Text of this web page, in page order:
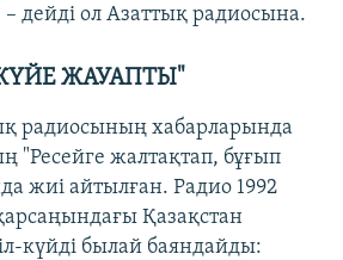
– дейді ол Азаттық радиосына.
ЖАУАПТЫ"
радиосының хабарларында
"Ресейге жалтақтап, бұғып
жиі айтылған. Радио 1992
Қазақстан
күйді былай баяндайды: